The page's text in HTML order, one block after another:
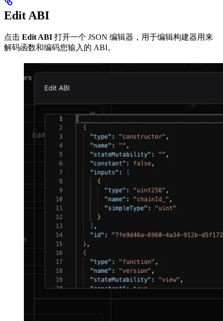
Edit ABI
点击 Edit ABI 打开一个 JSON 编辑器，用于编辑构建器用来
解码函数和编码您输入的 ABI。